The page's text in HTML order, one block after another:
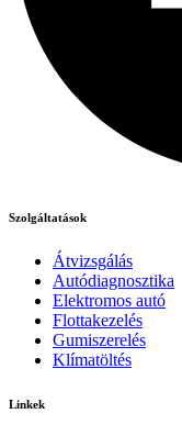
Szolgáltatások
Átvizsgálás
Autódiagnosztika
Elektromos autó
Flottakezelés
Gumiszerelés
Klímatöltés
Linkek